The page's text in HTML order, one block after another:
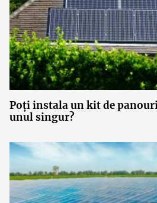
Poți instala un kit de
unul singur?